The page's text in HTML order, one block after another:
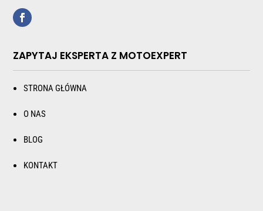
ZAPYTAJ EKSPERTA Z MOTOEXPERT
STRONA GŁÓWNA
O NAS
BLOG
KONTAKT